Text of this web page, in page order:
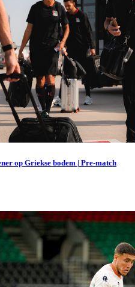
op Griekse bodem | Pre-match